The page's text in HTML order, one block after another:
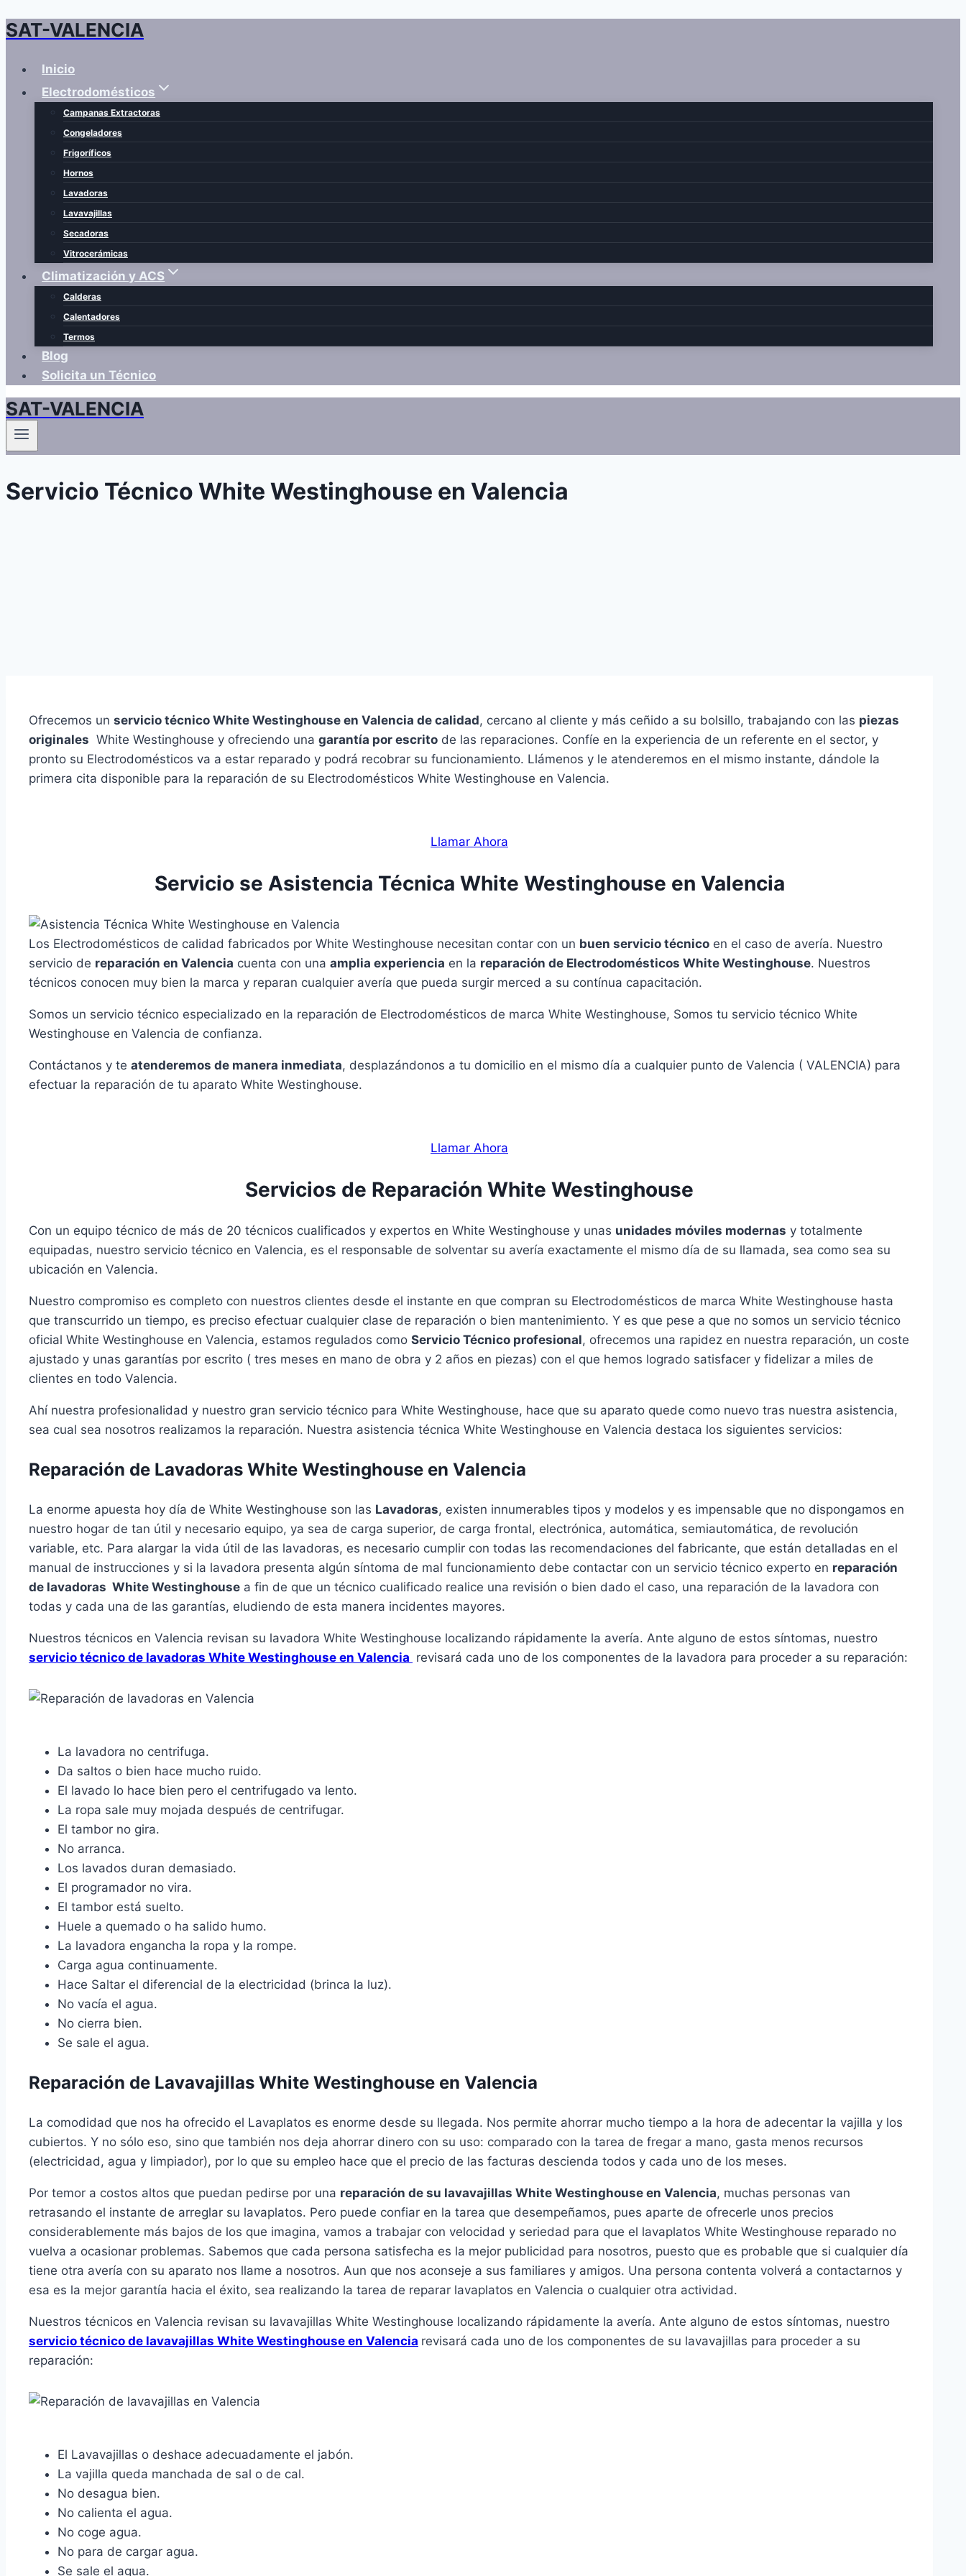
Saltar
contenido
SAT-VALENCIA
Inicio
Electrodomésticos
Campanas Extractoras
Congeladores
Frigoríficos
Hornos
Lavadoras
Lavavajillas
Secadoras
Vitrocerámicas
Climatización y ACS
Calderas
Calentadores
Termos
Blog
Solicita un Técnico
SAT-VALENCIA
Servicio Técnico White Westinghouse en Valencia
Ofrecemos un servicio técnico White Westinghouse en Valencia de calidad, cercano al cliente y más ceñido a su bolsillo, trabajando con las piezas
originales White Westinghouse y ofreciendo una garantía por escrito de las reparaciones. Confíe en la experiencia de un referente en el sector, y
pronto su Electrodomésticos va a estar reparado y podrá recobrar su funcionamiento. Llámenos y le atenderemos en el mismo instante, dándole la
primera cita disponible para la reparación de su Electrodomésticos White Westinghouse en Valencia.
Llamar Ahora
Servicio se Asistencia Técnica White Westinghouse en Valencia
Los Electrodomésticos de calidad fabricados por White Westinghouse necesitan contar con un buen servicio técnico en el caso de avería. Nuestro
servicio de reparación en Valencia cuenta con una amplia experiencia en la reparación de Electrodomésticos White Westinghouse. Nuestros
técnicos conocen muy bien la marca y reparan cualquier avería que pueda surgir merced a su contínua capacitación.
Somos un servicio técnico especializado en la reparación de Electrodomésticos de marca White Westinghouse, Somos tu servicio técnico White
Westinghouse en Valencia de confianza.
Contáctanos y te atenderemos de manera inmediata, desplazándonos a tu domicilio en el mismo día a cualquier punto de Valencia ( VALENCIA) para
efectuar la reparación de tu aparato White Westinghouse.
Llamar Ahora
Servicios de Reparación White Westinghouse
Con un equipo técnico de más de 20 técnicos cualificados y expertos en White Westinghouse y unas unidades móviles modernas y totalmente
equipadas, nuestro servicio técnico en Valencia, es el responsable de solventar su avería exactamente el mismo día de su llamada, sea como sea su
ubicación en Valencia.
Nuestro compromiso es completo con nuestros clientes desde el instante en que compran su Electrodomésticos de marca White Westinghouse hasta
que transcurrido un tiempo, es preciso efectuar cualquier clase de reparación o bien mantenimiento. Y es que pese a que no somos un servicio técnico
oficial White Westinghouse en Valencia, estamos regulados como Servicio Técnico profesional, ofrecemos una rapidez en nuestra reparación, un coste
ajustado y unas garantías por escrito ( tres meses en mano de obra y 2 años en piezas) con el que hemos logrado satisfacer y fidelizar a miles de
clientes en todo Valencia.
Ahí nuestra profesionalidad y nuestro gran servicio técnico para White Westinghouse, hace que su aparato quede como nuevo tras nuestra asistencia,
sea cual sea nosotros realizamos la reparación. Nuestra asistencia técnica White Westinghouse en Valencia destaca los siguientes servicios:
Reparación de Lavadoras White Westinghouse en Valencia
La enorme apuesta hoy día de White Westinghouse son las Lavadoras, existen innumerables tipos y modelos y es impensable que no dispongamos en
nuestro hogar de tan útil y necesario equipo, ya sea de carga superior, de carga frontal, electrónica, automática, semiautomática, de revolución
variable, etc. Para alargar la vida útil de las lavadoras, es necesario cumplir con todas las recomendaciones del fabricante, que están detalladas en el
manual de instrucciones y si la lavadora presenta algún síntoma de mal funcionamiento debe contactar con un servicio técnico experto en reparación
de lavadoras White Westinghouse a fin de que un técnico cualificado realice una revisión o bien dado el caso, una reparación de la lavadora con
todas y cada una de las garantías, eludiendo de esta manera incidentes mayores.
Nuestros técnicos en Valencia revisan su lavadora White Westinghouse localizando rápidamente la avería. Ante alguno de estos síntomas, nuestro
servicio técnico de lavadoras White Westinghouse en Valencia revisará cada uno de los componentes de la lavadora para proceder a su reparación:
La lavadora no centrifuga.
Da saltos o bien hace mucho ruido.
El lavado lo hace bien pero el centrifugado va lento.
La ropa sale muy mojada después de centrifugar.
El tambor no gira.
No arranca.
Los lavados duran demasiado.
El programador no vira.
El tambor está suelto.
Huele a quemado o ha salido humo.
La lavadora engancha la ropa y la rompe.
Carga agua continuamente.
Hace Saltar el diferencial de la electricidad (brinca la luz).
No vacía el agua.
No cierra bien.
Se sale el agua.
Reparación de Lavavajillas White Westinghouse en Valencia
La comodidad que nos ha ofrecido el Lavaplatos es enorme desde su llegada. Nos permite ahorrar mucho tiempo a la hora de adecentar la vajilla y los
cubiertos. Y no sólo eso, sino que también nos deja ahorrar dinero con su uso: comparado con la tarea de fregar a mano, gasta menos recursos
(electricidad, agua y limpiador), por lo que su empleo hace que el precio de las facturas descienda todos y cada uno de los meses.
Por temor a costos altos que puedan pedirse por una reparación de su lavavajillas White Westinghouse en Valencia, muchas personas van
retrasando el instante de arreglar su lavaplatos. Pero puede confiar en la tarea que desempeñamos, pues aparte de ofrecerle unos precios
considerablemente más bajos de los que imagina, vamos a trabajar con velocidad y seriedad para que el lavaplatos White Westinghouse reparado no
vuelva a ocasionar problemas. Sabemos que cada persona satisfecha es la mejor publicidad para nosotros, puesto que es probable que si cualquier día
tiene otra avería con su aparato nos llame a nosotros. Aun que nos aconseje a sus familiares y amigos. Una persona contenta volverá a contactarnos y
esa es la mejor garantía hacia el éxito, sea realizando la tarea de reparar lavaplatos en Valencia o cualquier otra actividad.
Nuestros técnicos en Valencia revisan su lavavajillas White Westinghouse localizando rápidamente la avería. Ante alguno de estos síntomas, nuestro
servicio técnico de lavavajillas White Westinghouse en Valencia revisará cada uno de los componentes de su lavavajillas para proceder a su
reparación:
El Lavavajillas o deshace adecuadamente el jabón.
La vajilla queda manchada de sal o de cal.
No desagua bien.
No calienta el agua.
No coge agua.
No para de cargar agua.
Se sale el agua.